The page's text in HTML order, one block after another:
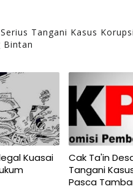
Tangani Kasus Korupsi
Bintan
Kuasai
Cak Ta'in
Tangani
Pasca